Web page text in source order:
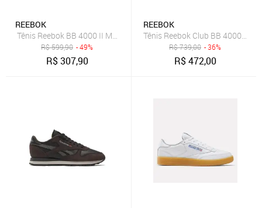
REEBOK
Tênis Reebok BB 4000 II Masculino Preto
R$599,90 - 49%
R$307,90
REEBOK
Tênis Reebok Club BB 4000 II
R$739,00 - 36%
R$472,00